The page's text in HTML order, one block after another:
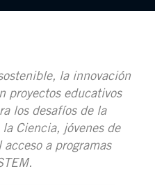
la innovación
proyectos educativos
los desafíos de la
Ciencia, jóvenes de
a programas